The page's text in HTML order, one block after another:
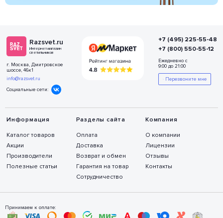
Razsvet.ru
Интернет-магазин
светильников
г. Москва, Дмитровское
шоссе, 46к1
info@razsvet.ru
Социальные сети:
Информация
Каталог товаров
Акции
Производители
Полезные статьи
Разделы сайта
Оплата
Доставка
Возврат и обмен
Гарантия на товар
Сотрудничество
Компания
О компании
Лицензии
Отзывы
Контакты
+7 (495) 225-55-48
+7 (800) 550-55-12
Ежедневно с
9:00 до 21:00
Перезвоните мне
Принимаем к оплате: